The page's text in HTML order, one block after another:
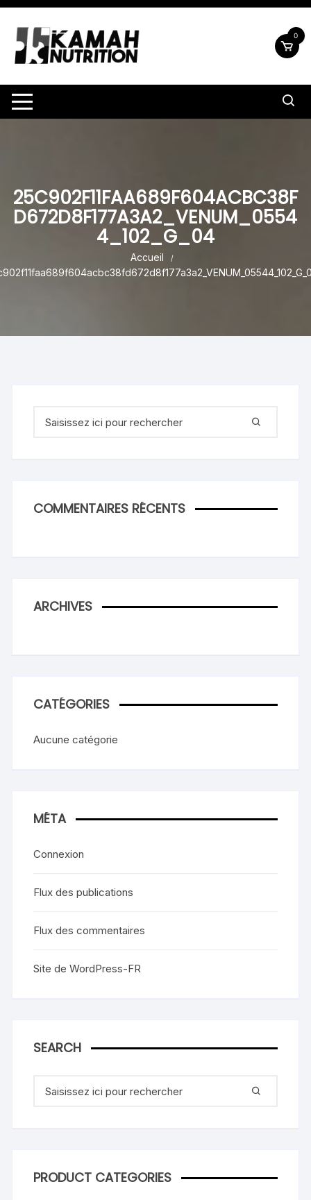
Aller
contenu
0
25C902F11FAA689F604ACBC38F
D672D8F177A3A2_VENUM_0554
4_102_G_04
Accueil
pour
COMMENTAIRES RÉCENTS
ARCHIVES
CATÉGORIES
Aucune catégorie
MÉTA
Connexion
Flux des publications
Flux des commentaires
Site de WordPress-FR
SEARCH
pour
PRODUCT CATEGORIES